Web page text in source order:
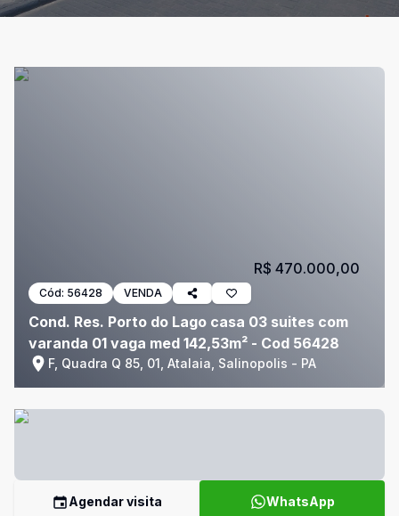
Cód: 56428 VENDA
Cond. Res. Porto do Lago casa 03 suites com
varanda 01 vaga med 142,53m² - Cod 56428
F, Quadra Q 85, 01, Atalaia, Salinopolis - PA
R$ 470.000,00
Agendar visita WhatsApp